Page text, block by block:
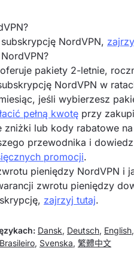
NordVPN,
pakiety 2-letnie,
NordVPN w
jeśli wybierzesz
pełną kwotę przy
zniżki lub kody rabatowe
przewodnika i
promocji.
pieniędzy NordVPN i
zwrotu pieniędzy
zajrzyj tutaj.
Dansk, Deutsch, English,
, Svenska, 繁體中文